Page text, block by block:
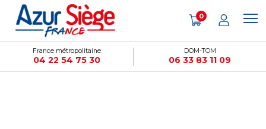
France métropolitaine
04 22 54 75 30
DOM-TOM
06 33 83 11 09
0
Panneau de gestion des cookies